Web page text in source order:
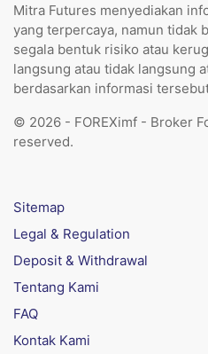
Mitra Futures menyediakan
yang terpercaya, namun tidak
segala bentuk risiko atau
langsung atau tidak langsung
berdasarkan informasi
© 2026 - FOREXimf - Broker
reserved.
Sitemap
Legal & Regulation
Deposit & Withdrawal
Tentang Kami
FAQ
Kontak Kami